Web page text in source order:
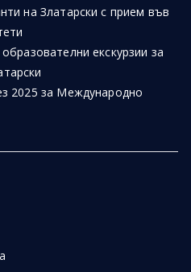
на Златарски с прием във
екскурзии за
2025 за Международно